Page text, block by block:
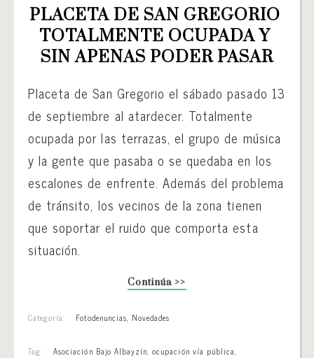
PLACETA DE SAN GREGORIO
TOTALMENTE OCUPADA Y
SIN APENAS PODER PASAR
Placeta de San Gregorio el sábado pasado 13
de septiembre al atardecer. Totalmente
ocupada por las terrazas, el grupo de música
y la gente que pasaba o se quedaba en los
escalones de enfrente. Además del problema
de tránsito, los vecinos de la zona tienen
que soportar el ruido que comporta esta
situación.
Continúa >>
Categoría: Fotodenuncias, Novedades
Tag: Asociación Bajo Albayzín,ocupación vía pública,